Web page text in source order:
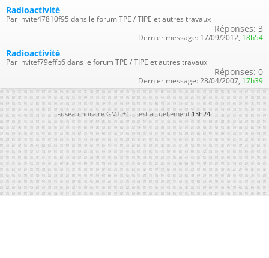
Radioactivité
Par invite47810f95 dans le forum TPE / TIPE et autres travaux
Réponses: 3
Dernier message: 17/09/2012, 18h54
Radioactivité
Par invitef79effb6 dans le forum TPE / TIPE et autres travaux
Réponses: 0
Dernier message: 28/04/2007, 17h39
Fuseau horaire GMT +1. Il est actuellement13h24.